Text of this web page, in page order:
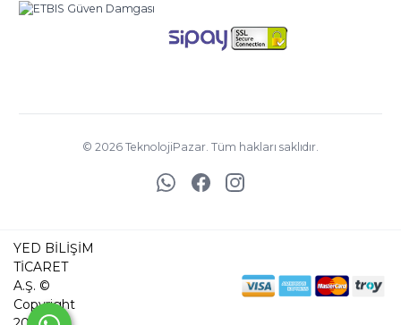
© 2026 TeknolojiPazar. Tüm hakları saklıdır.
YED BİLİŞİM
TİCARET
A.Ş. ©
Copyright